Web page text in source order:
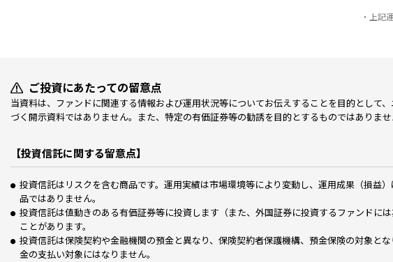
・上記
ご投資にあたっての留意点
当資料は、ファンドに関連する情報および運用状況等についてお伝えすることを目的として
づく開示資料ではありません。また、特定の有価証券等の勧誘を目的とするものではありませ
【投資信託に関する留意点】
投資信託はリスクを含む商品です。運用実績は市場環境等により変動し、運用成果（損益
品ではありません。
投資信託は値動きのある有価証券等に投資します（また、外国証券に投資するファンドに
ことがあります。
投資信託は保険契約や金融機関の預金と異なり、保険契約者保護機構、預金保険の対象と
金の支払い対象にはなりません。